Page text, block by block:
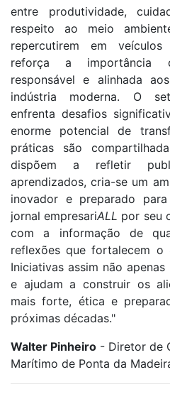
entre produtividade,
respeito ao meio
repercutirem em
reforça a importância
responsável e alinhada
indústria moderna. O
enfrenta desafios
enorme potencial de
práticas são
dispõem a refletir
aprendizados, cria-se um
inovador e preparado
jornal empresariALL por seu
com a informação de
reflexões que fortalecem o
Iniciativas assim não
e ajudam a construir os
mais forte, ética e
próximas décadas."
Walter Pinheiro - Diretor de
Marítimo de Ponta da